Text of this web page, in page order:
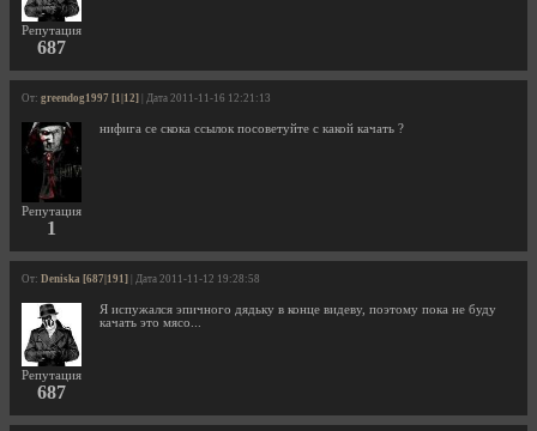
Репутация
687
От: greendog1997 [1|12] | Дата 2011-11-16 12:21:13
Репутация
1
нифига се скока ссылок посоветуйте с какой качать ?
От: Deniska [687|191] | Дата 2011-11-12 19:28:58
Репутация
687
Я испужался эпичного дядьку в конце видеву, поэтому пока не буду
качать это мясо...